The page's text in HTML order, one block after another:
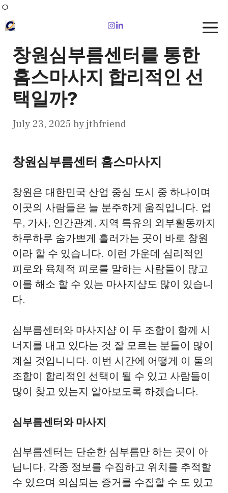
ㅇ
to
창원심부름센터를 통한
홈스마사지 합리적인 선
택일까?
July 23, 2025 byjthfriend
창원심부름센터 홈스마사지
창원은 대한민국 산업 중심 도시 중 하나이며
이곳의 사람들은 늘 분주하게 움직입니다. 업
무, 가사, 인간관계, 지역 특유의 외부활동까지
하루하루 숨가쁘게 흘러가는 곳이 바로 창원
이라 할 수 있습니다. 이런 가운데 심리적인
피로와 육체적 피로를 말하는 사람들이 많고
이를 해소 할 수 있는 마사지샵도 많이 있습니
다.
심부름센터와 마사지샵 이 두 조합이 함께 시
너지를 내고 있다는 것 잘 모르는 분들이 많이
계실 것입니니다. 이번 시간에 어떻게 이 둘의
조합이 합리적인 선택이 될 수 있고 사람들이
많이 찾고 있는지 알아보도록 하겠습니다.
심부름센터와 마사지
심부름센터는 단순한 심부름만 하는 곳이 아
닙니다. 각종 정보를 수집하고 위치를 추적할
수 있으며 의심되는 증거를 수집할 수 도 있고